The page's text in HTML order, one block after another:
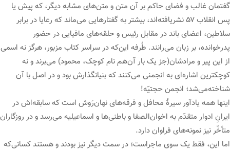
گفتمان غالب و فضای حاکم بر آن متن و متن‌های مشابه دیگر، که پیش یا
پس انقلاب ۵۷ نشریافته‌اند، بیشتر به گفتارهایی می‌ماند که رعایا در برابر
سلاطین، اعضای باند در مقابل رئیس و حلقه‌های مافیایی در حضور
پدرخوانده، بر زبان می‌رانند. طُرفه این‌که در سراسر کتاب مزبور، هرگز نه اسمی
از این پیر و مرادشان(جز یک بار آن‌هم نام کوچک، محمود) می‌برند و نه
کوچکترین اشاره‌ای به انجمنی می‌کنند که بنیانگذارش بود و در اصل با آن
شناخته‌می‌شد؛ انجمن حجتیّه!
اینها همه یادآور سیرهٔ محافل و فرقه‌های نهان‌رَوش است که سابقه‌اش در
ایرانِ ادوار متقدّم به اخوان‌الصفا و باطنی‌ها و اسماعیلیه می‌رسد و در روزگاران
متأخّر نیز نمونه‌های فراوان دارد.
اما این، فقط یک سوی ماجراست؛ در سمت دیگر نیز بودند و هستند کسانی‌که